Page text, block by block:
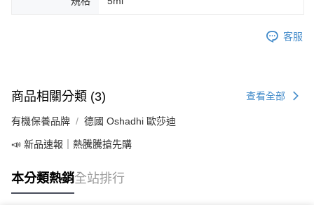
每筆NT$80，滿NT$999(含以上)免運費
全家純取貨 (先付款
每筆NT$80，滿NT$999(含以上)免運費
每筆NT$80，滿NT$999(含以上)免運費
客服
商品相關分類 (3) 查看全部
有機保養品牌 德國 Oshadhi 歐莎迪
📣 新品速報｜熱騰騰搶先購
本分類熱銷全站排行